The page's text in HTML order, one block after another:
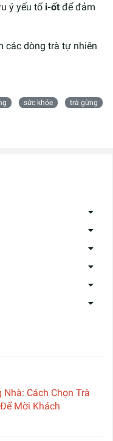
Nhà: Cách Chọn Trà
Mời Khách
ý yếu tố i-ốtđể đảm
các dòng trà tự nhiên
sức khỏe
trà gừng